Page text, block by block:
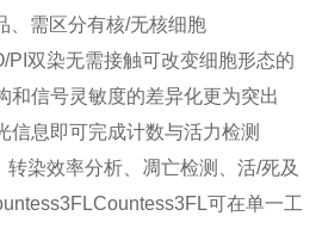
、需区分有核/无核细胞
双染无需接触可改变细胞形态的
和信号灵敏度的差异化更为突出
息即可完成计数与活力检测
染效率分析、凋亡检测、活/死及
可在单一工